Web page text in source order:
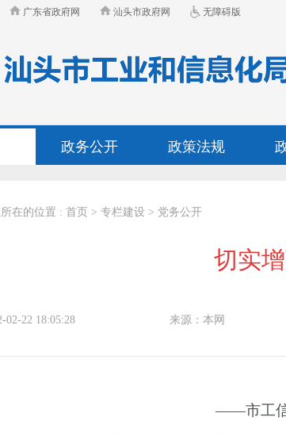
广东省政府网 汕头市政府网 无障碍版
政务公开 政策法规
在的位置 : 首页 > 专栏建设 > 党务公开
切实
02-22 18:05:28 来源：本网
——市工信